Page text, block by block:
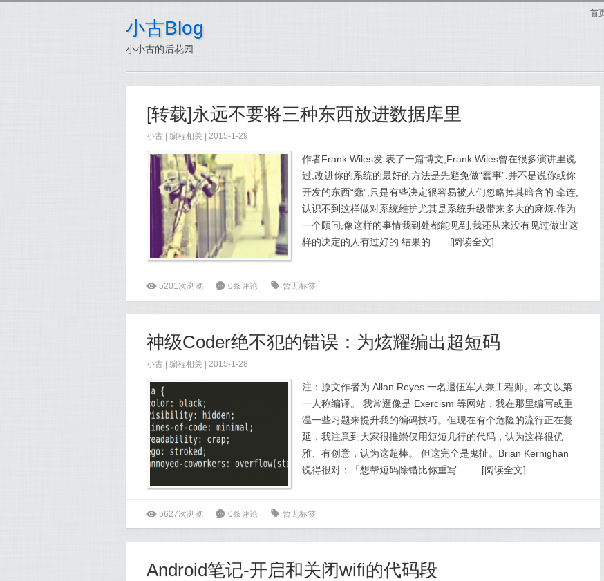
小古Blog
小小古的后花园
首
[转载]永远不要将三种东西放进数据库里
小古 编程相关 | 2015-1-29
作者Frank Wiles发 表了一篇博文,Frank Wiles曾在很多演讲里说
过,改进你的系统的最好的方法是先避免做“蠢事”.并不是说你或你
开发的东西“蠢”,只是有些决定很容易被人们忽略掉其暗含的 牵连,
认识不到这样做对系统维护尤其是系统升级带来多大的麻烦.作为
一个顾问,像这样的事情我到处都能见到,我还从来没有见过做出这
样的决定的人有过好的 结果的.
[阅读全文]
ė 5201次浏览 6 0条评论 0 暂无标签
神级Coder绝不犯的错误：为炫耀编出超短码
小古 编程相关 | 2015-1-28
注：原文作者为 Allan Reyes 一名退伍军人兼工程师。本文以第
一人称编译。 我常逛像是 Exercism 等网站，我在那里编写或重
温一些习题来提升我的编码技巧。但现在有个危险的流行正在蔓
延，我注意到大家很推崇仅用短短几行的代码，认为这样很优
雅、有创意，认为这超棒。 但这完全是鬼扯。Brian Kernighan
说得很对：「想帮短码除错比你重写...
[阅读全文]
ė 5627次浏览 6 0条评论 0 暂无标签
Android笔记-开启和关闭wifi的代码段